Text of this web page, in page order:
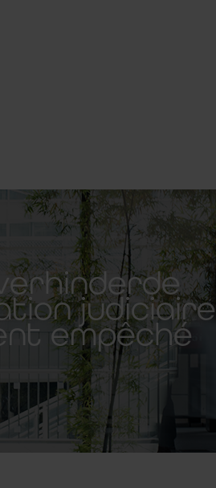
judiciaire
empêché